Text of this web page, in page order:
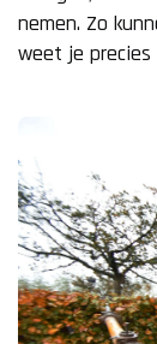
nemen. Zo
weet je